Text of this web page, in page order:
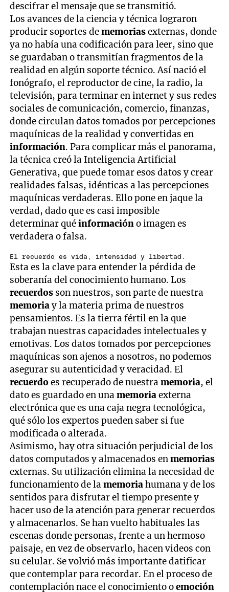
descifrar el mensaje que se transmitió.
Los avances de la ciencia y técnica lograron
producir soportes dememoriasexternas, donde
ya no había una codificación para leer, sino que
se guardaban o transmitían fragmentos de la
realidad en algún soporte técnico. Así nació el
fonógrafo, el reproductor de cine, la radio, la
televisión, para terminar en internet y sus redes
sociales de comunicación, comercio, finanzas,
donde circulan datos tomados por percepciones
maquínicas de la realidad y convertidas en
información. Para complicar más el panorama,
la técnica creó la Inteligencia Artificial
Generativa, que puede tomar esos datos y crear
realidades falsas, idénticas a las percepciones
maquínicas verdaderas. Ello pone en jaque la
verdad, dado que es casi imposible
determinar quéinformacióno imagen es
verdadera o falsa.
El recuerdo es vida, intensidad y libertad.
Esta es la clave para entender la pérdida de
soberanía del conocimiento humano. Los
recuerdos son nuestros, son parte de nuestra
memoriay la materia prima de nuestros
pensamientos. Es la tierra fértil en la que
trabajan nuestras capacidades intelectuales y
emotivas. Los datos tomados por percepciones
maquínicas son ajenos a nosotros, no podemos
asegurar su autenticidad y veracidad. El
recuerdoes recuperado de nuestramemoria, el
dato es guardado en unamemoriaexterna
electrónica que es una caja negra tecnológica,
qué sólo los expertos pueden saber si fue
modificada o alterada.
Asimismo, hay otra situación perjudicial de los
datos computados y almacenados enmemorias
externas. Su utilización elimina la necesidad de
funcionamiento de lamemoriahumana y de los
sentidos para disfrutar el tiempo presente y
hacer uso de la atención para generar recuerdos
y almacenarlos. Se han vuelto habituales las
escenas donde personas, frente a un hermoso
paisaje, en vez de observarlo, hacen videos con
su celular. Se volvió más importante datificar
que contemplar para recordar. En el proceso de
contemplación nace el conocimiento oemoción